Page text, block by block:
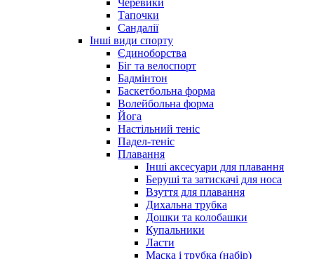
Черевики
Тапочки
Сандалії
Інші види спорту
Єдиноборства
Біг та велоспорт
Бадмінтон
Баскетбольна форма
Волейбольна форма
Йога
Настільний теніс
Падел-теніс
Плавання
Інші аксесуари для плавання
Беруші та затискачі для носа
Взуття для плавання
Дихальна трубка
Дошки та колобашки
Купальники
Ласти
Маска і трубка (набір)